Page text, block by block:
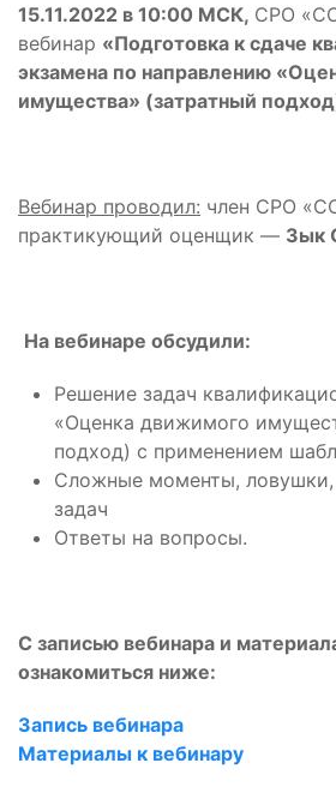
15.11.2022 в 10:00 МСК, СРО
вебинар «Подготовка к сдаче
экзамена по направлению
имущества» (затратный
Вебинар проводил: член СРО
практикующий оценщик — Зык
На вебинаре обсудили:
Решение задач
«Оценка движимого
подход) с применением
Сложные моменты,
задач
Ответы на вопросы.
С записью вебинара и
ознакомиться ниже:
Запись вебинара
Материалы к вебинару